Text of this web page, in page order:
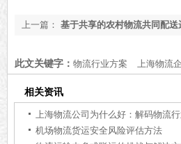
上一篇： 基于共享的农村物流共同配送
此文关键字： 物流行业方案 上海物流
相关资讯
机场物流货运安全风险评估方法